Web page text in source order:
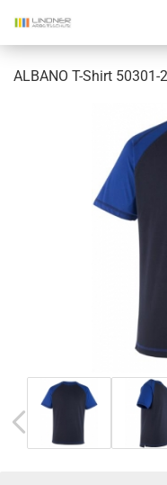
ALBANO T-Shirt 50301-